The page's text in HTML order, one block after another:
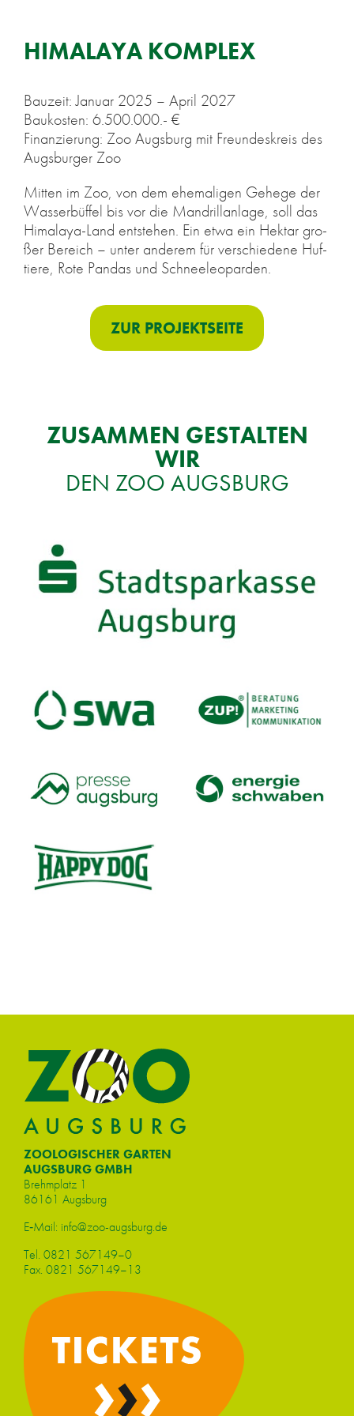
HI­MA­LA­YA KOM­PLEX
Bau­zeit: Ja­nu­ar 2025 – April 2027
Bau­kos­ten: 6.500.000.- €
Fi­nan­zie­rung: Zoo Augs­burg mit Freun­des­kreis des
Augs­bur­ger Zoo
Mit­ten im Zoo, von dem ehe­ma­li­gen Ge­he­ge der
Was­ser­büf­fel bis vor die Man­drill­an­la­ge, soll das
Hi­ma­la­ya-Land ent­ste­hen. Ein etwa ein Hekt­ar gro­
ßer Be­reich – un­ter an­de­rem für ver­schie­de­ne Huf­
tie­re, Rote Pan­das und Schnee­leo­par­den.
ZUR PRO­JEKT­SEI­TE
ZU­SAM­MEN GE­STAL­TEN
WIR
DEN ZOO AUGS­BURG
ZOOLOGISCHER GARTEN
AUGSBURG GMBH
Brehm­platz 1
86161 Augs­burg
E‑Mail: info@​zoo-​augsburg.​de
Tel. 0821 567149–0
Fax. 0821 567149–13